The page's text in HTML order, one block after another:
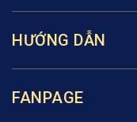
HƯỚNG DẪN
FANPAGE